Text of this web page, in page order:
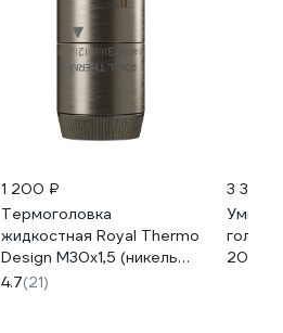
1 200 ₽
Термоголовка
жидкостная Royal Thermo
Design М30х1,5 (никель
матовый) НС-1706272
4.7(21)
3 300
Умная
2070-